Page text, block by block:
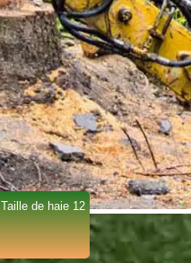
Taille de haie 12